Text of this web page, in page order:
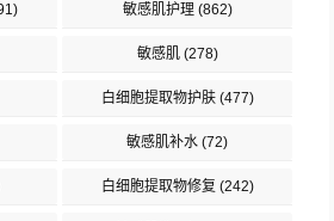
敏感肌护理(862)
敏感肌(278)
白细胞提取物护肤(477)
敏感肌补水 (72)
白细胞提取物修复 (242)